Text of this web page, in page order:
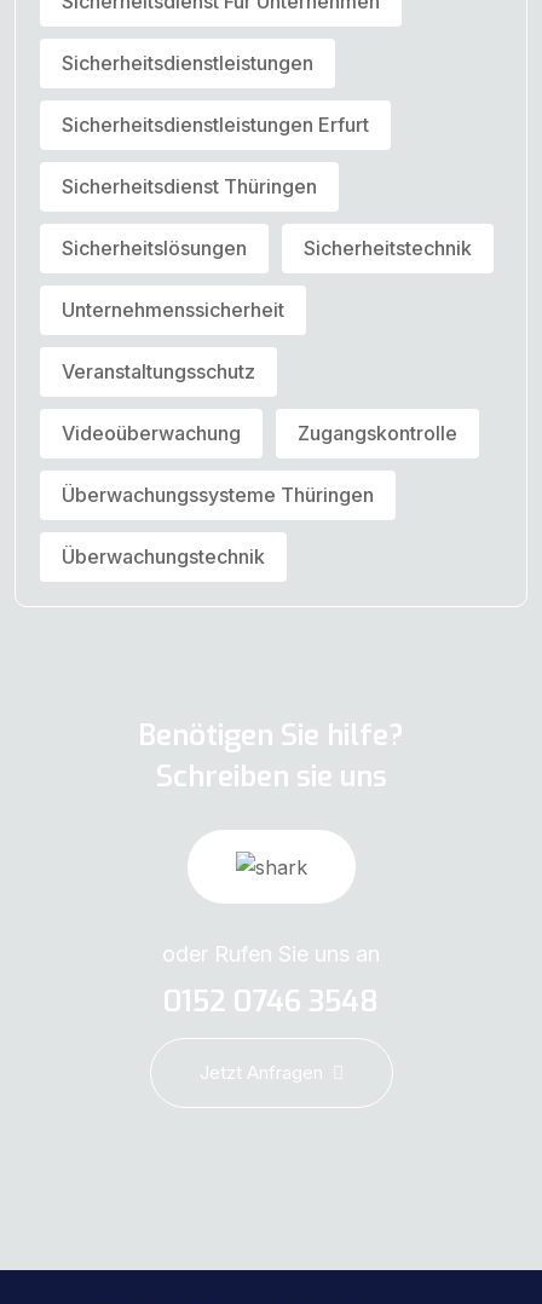
Sicherheitsdienstleistungen
Sicherheitsdienstleistungen Erfurt
Sicherheitsdienst Thüringen
Sicherheitslösungen Sicherheitstechnik
Unternehmenssicherheit
Veranstaltungsschutz
Videoüberwachung Zugangskontrolle
Überwachungssysteme Thüringen
Überwachungstechnik
Benötigen Sie hilfe?
Schreiben sie uns
oder Rufen Sie uns an
0152 0746 3548
Jetzt Anfragen